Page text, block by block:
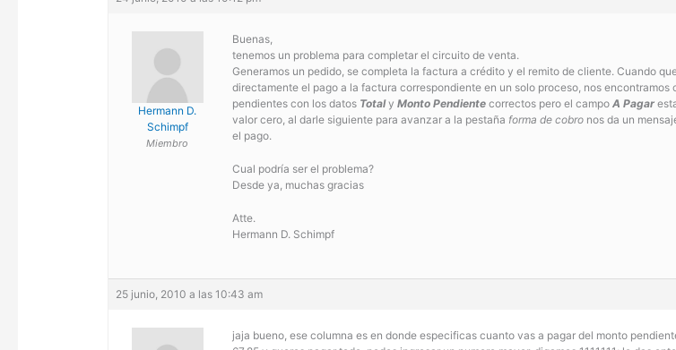
Hermann D.
Schimpf
Miembro
Buenas,
tenemos un problema para completar el circuito de venta.
Generamos un pedido, se completa la factura a crédito y el remito de cliente. Cuando
directamente el pago a la factura correspondiente en un solo proceso, nos
pendientes con los datos TotalyMonto Pendiente correctos pero el campoA Pagar
valor cero, al darle siguiente para avanzar a la pestaña forma de cobro nos da un
el pago.
Cual podría ser el problema?
Desde ya, muchas gracias
Atte.
Hermann D. Schimpf
25 junio, 2010 a las 10:43 am
jaja bueno, ese columna es en donde especificas cuanto vas a pagar del monto